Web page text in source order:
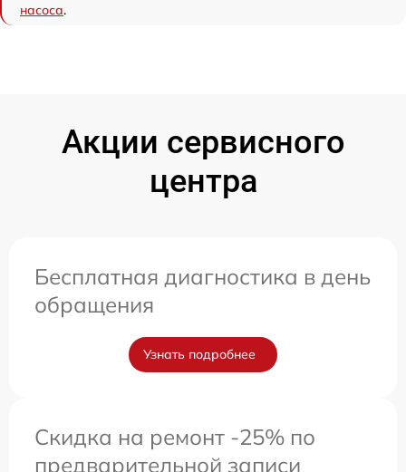
насоса.
Акции сервисного
центра
Бесплатная диагностика в день
обращения
Узнать подробнее
Скидка на ремонт -25% по
предварительной записи